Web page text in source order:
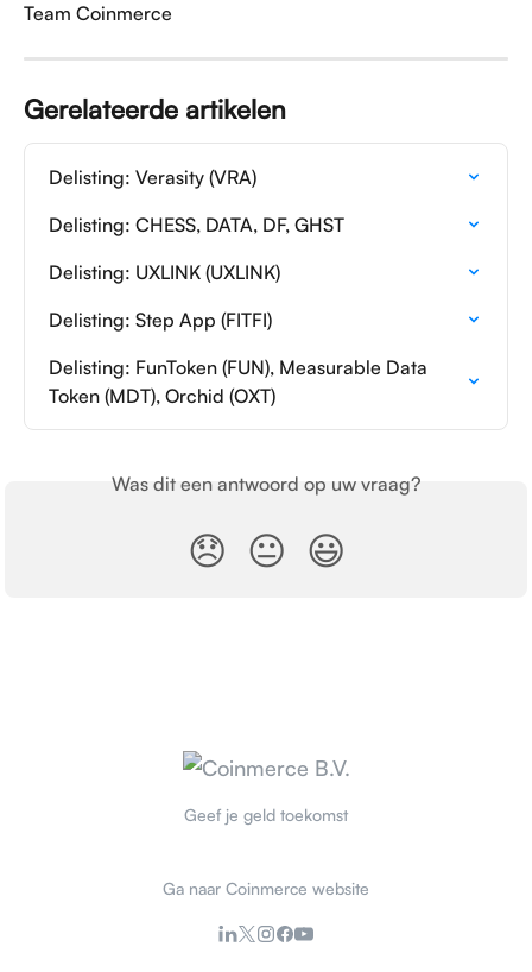
Team Coinmerce
Gerelateerde artikelen
Delisting: Verasity (VRA)
Delisting: CHESS, DATA, DF, GHST
Delisting: UXLINK (UXLINK)
Delisting: Step App (FITFI)
Delisting: FunToken (FUN), Measurable Data
Token (MDT), Orchid (OXT)
Was dit een antwoord op uw vraag?
😞 😐 😃
Geef je geld toekomst
Ga naar Coinmerce website